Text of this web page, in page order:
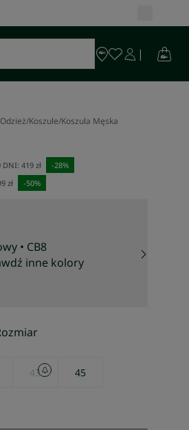
Odzież/Koszule/Koszula Męska
DNI: 419 zł -28%
zł -50%
• CB8
inne kolory
43 45